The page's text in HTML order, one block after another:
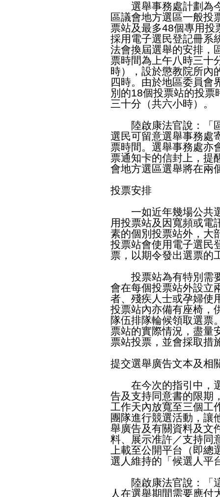
選舉事務處計劃為今
區議會地方選區一般投
票站及最多48個專用投
採用電子選民登記冊系
法會換屆選舉的安排，
票時間為上午八時三十
時），設於懲教院所內
四時。由於地區委員會
別的18個投票站的投票
三十分（共六小時）。
陸啟康法官說：「區
選民可留意選舉事務處
票時間。選舉事務處亦
票通知卡的信封上，提
會地方選區選舉將在兩
投票安排
一如近年幾場公共選
用投票站及因寬頻或電
素的個別投票站外，大
投票站會使用電子選民
票，以期令發出選票的
投票站為有特別需要
會在每個投票站外設立
者、殘疾人士或孕婦使
投票站內亦備有座椅，
隊伍排隊輪候領取選票
票站的實際情況，盡量
票站投票，並會採取措
提交選舉廣告文本及相
在今次的指引中，選
告及支持同意書的限期
工作天內放寬至三個工
團隊進行競選活動，讓
舉廣告及有關資料及文
料、展示准許／支持同
上載至公開平台（即
選人維持的「候選人平
陸啟康法官說：「這
人在選舉期間需要應付